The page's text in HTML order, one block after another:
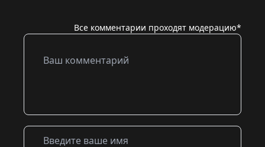
Все комментарии проходят модерацию*